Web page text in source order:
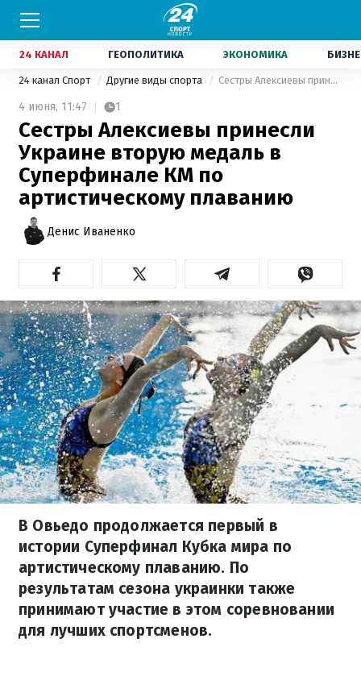
24 КАНАЛ ГЕОПОЛИТИКА ЭКОНОМИКА
24 канал Спорт Другие виды спорта Сестры Алексиевы принесли Украине вторую медаль в Суперфинале КМ по артистическому плаванию
4 июня, 11:47 1
Сестры Алексиевы принесли
Украине вторую медаль в
Суперфинале КМ по
артистическому плаванию
Денис Иваненко
В Овьедо продолжается первый в
истории Суперфинал Кубка мира по
артистическому плаванию. По
результатам сезона украинки также
принимают участие в этом соревновании
для лучших спортсменов.